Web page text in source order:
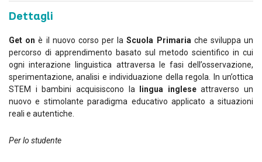
Dettagli
Get on è il nuovo corso per la Scuola Primaria che sviluppa un
percorso di apprendimento basato sul metodo scientifico in cui
ogni interazione linguistica attraversa le fasi dell’osservazione,
sperimentazione, analisi e individuazione della regola. In un’ottica
STEM i bambini acquisiscono la
lingua ingleseattraverso un
nuovo e stimolante paradigma educativo applicato a situazioni
reali e autentiche.
Per lo studente